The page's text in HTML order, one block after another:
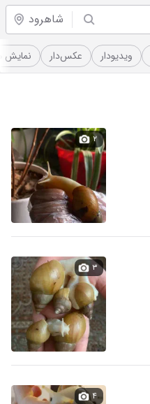
شاهرود
ویدیو‌دار عکس‌دار نمایش
۲
۳
۴